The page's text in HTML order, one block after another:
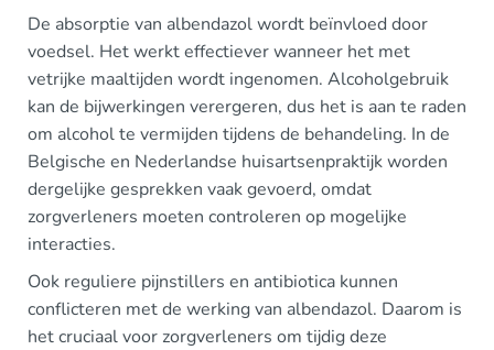
De absorptie van albendazol wordt beïnvloed door
voedsel. Het werkt effectiever wanneer het met
vetrijke maaltijden wordt ingenomen. Alcoholgebruik
kan de bijwerkingen verergeren, dus het is aan te raden
om alcohol te vermijden tijdens de behandeling. In de
Belgische en Nederlandse huisartsenpraktijk worden
dergelijke gesprekken vaak gevoerd, omdat
zorgverleners moeten controleren op mogelijke
interacties.
Ook reguliere pijnstillers en antibiotica kunnen
conflicteren met de werking van albendazol. Daarom is
het cruciaal voor zorgverleners om tijdig deze